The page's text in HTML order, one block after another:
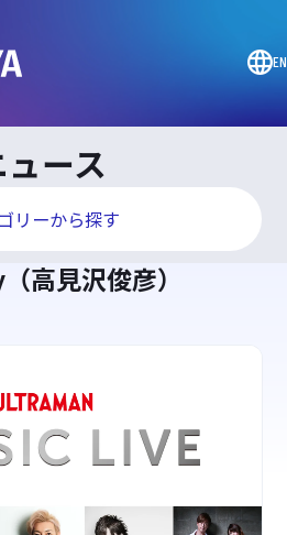
EN
ュース
リーから探す
高見沢俊彦）